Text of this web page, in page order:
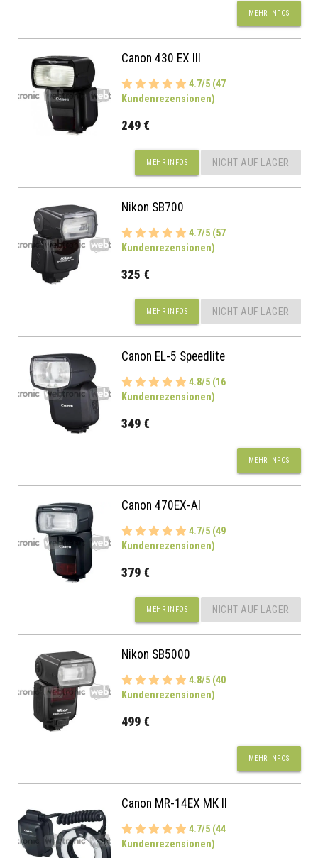
MEHR INFOS
Canon 430 EX III
4.7/5 (47
Kundenrezensionen)
249 €
MEHR INFOS NICHT AUF LAGER
Nikon SB700
4.7/5 (57
Kundenrezensionen)
325 €
MEHR INFOS NICHT AUF LAGER
Canon EL-5 Speedlite
4.8/5 (16
Kundenrezensionen)
349 €
MEHR INFOS
Canon 470EX-AI
4.7/5 (49
Kundenrezensionen)
379 €
MEHR INFOS NICHT AUF LAGER
Nikon SB5000
4.8/5 (40
Kundenrezensionen)
499 €
MEHR INFOS
Canon MR-14EX MK II
4.7/5 (44
Kundenrezensionen)